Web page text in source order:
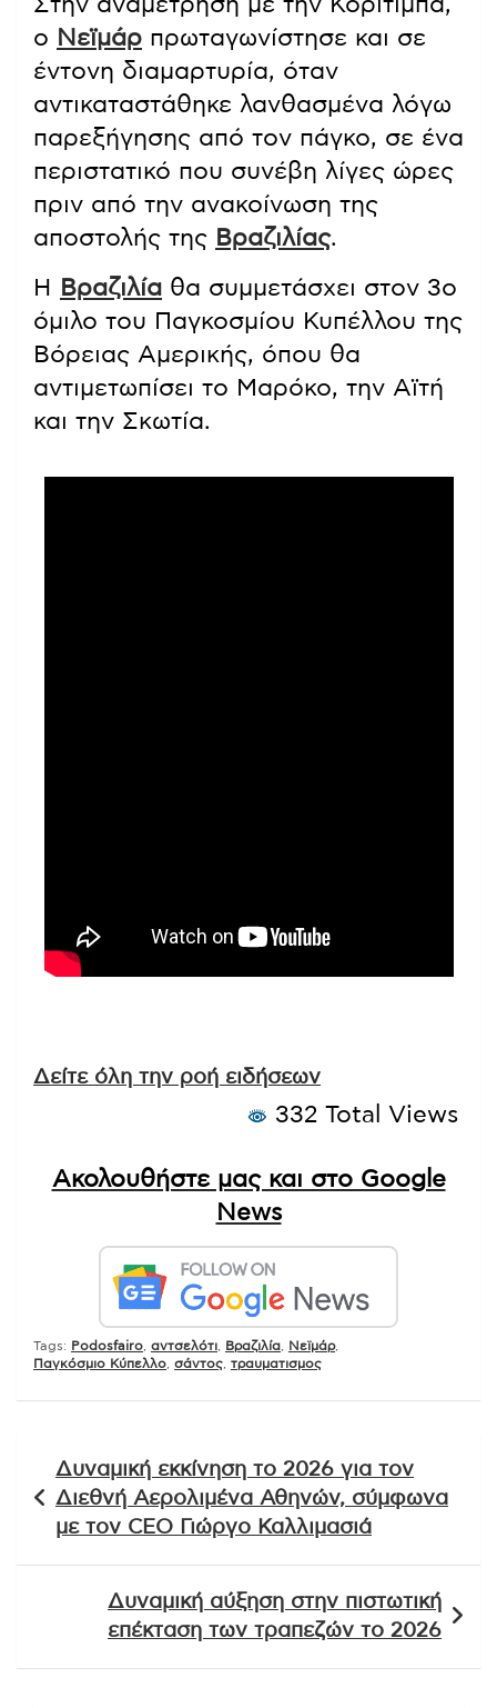
ο Νεϊμάρ πρωταγωνίστησε και σε
έντονη διαμαρτυρία, όταν
αντικαταστάθηκε λανθασμένα λόγω
παρεξήγησης από τον πάγκο, σε ένα
περιστατικό που συνέβη λίγες ώρες
πριν από την ανακοίνωση της
αποστολής της Βραζιλίας.
Η Βραζιλία θα συμμετάσχει στον 3ο
όμιλο του Παγκοσμίου Κυπέλλου της
Βόρειας Αμερικής, όπου θα
αντιμετωπίσει το Μαρόκο, την Αϊτή
και την Σκωτία.
Δείτε όλη την ροή ειδήσεων
332 Total Views
Ακολουθήστε μας και στο Google
News
Tags: Podosfairo αντσελότι Βραζιλία Νεϊμάρ,
Παγκόσμιο Κύπελλο σάντος τραυματισμος
άρθρων
Δυναμική εκκίνηση το 2026 για τον
Διεθνή Αερολιμένα Αθηνών, σύμφωνα
με τον CEO Γιώργο Καλλιμασιά
Δυναμική αύξηση στην πιστωτική
επέκταση των τραπεζών το 2026